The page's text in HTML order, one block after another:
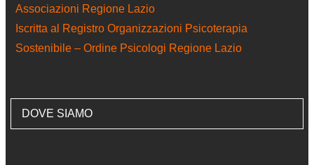
Associazioni Regione Lazio
Iscritta al Registro Organizzazioni Psicoterapia
Sostenibile – Ordine Psicologi Regione Lazio
DOVE SIAMO